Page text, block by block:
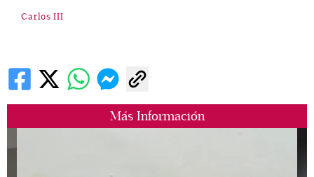
Más Información
Carlos III